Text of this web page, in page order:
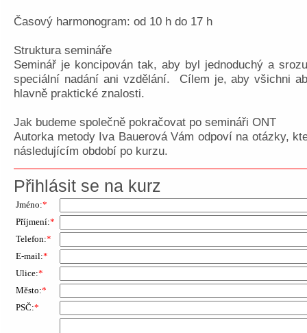
Časový harmonogram: od 10 h do 17 h
Struktura semináře
Seminář je koncipován tak, aby byl jednoduchý a
speciální nadání ani vzdělání. Cílem je, aby všichni
hlavně praktické znalosti.
Jak budeme společně pokračovat po semináři ONT
Autorka metody Iva Bauerová Vám odpoví na otázky,
následujícím období po kurzu.
Přihlásit se na kurz
Jméno:*
Příjmení:*
Telefon:*
E-mail:*
Ulice:*
Město:*
PSČ:*